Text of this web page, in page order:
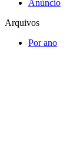
Anúncio
Arquivos
Por ano